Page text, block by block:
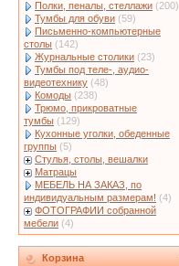
Полки, пеналы, стеллажи (200)
Тумбы для обуви (59)
Письменно-компьютерные
столы (142)
Журнальные столики (23)
Тумбы под теле-, аудио-
видеотехнику (48)
Комоды (238)
Трюмо, прикроватные
тумбы (129)
Кухонные уголки, обеденные
группы (5)
Стулья, столы, вешалки
Матрацы
МЕБЕЛЬ НА ЗАКАЗ, по
индивидуальным размерам! (4)
ФОТОГРАФИИ собранной
мебели (4)
Корзина